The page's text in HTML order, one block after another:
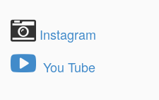
Instagram
You Tube